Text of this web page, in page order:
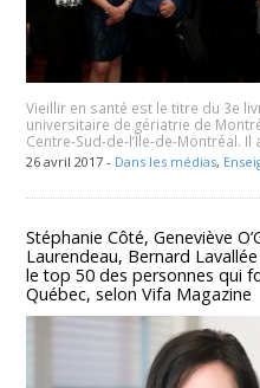
Vieillir en santé est le titre du 3e
universitaire de gériatrie de
Centre-Sud-de-l’Île-de-Montréal.
26 avril 2017 - Dans les médias,
Stéphanie Côté, Geneviève
Laurendeau, Bernard
le top 50 des personnes qui
Québec, selon Vifa Magazine